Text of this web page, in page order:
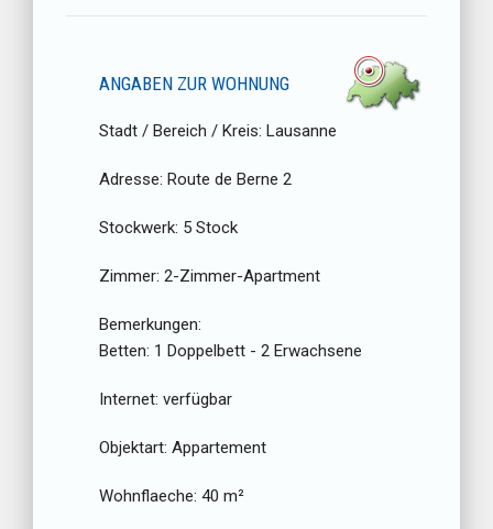
ANGABEN ZUR WOHNUNG
Stadt / Bereich / Kreis: Lausanne
Adresse: Route de Berne 2
Stockwerk: 5 Stock
Zimmer: 2-Zimmer-Apartment
Bemerkungen:
Betten: 1 Doppelbett - 2 Erwachsene
Internet: verfügbar
Objektart: Appartement
Wohnflaeche: 40 m²